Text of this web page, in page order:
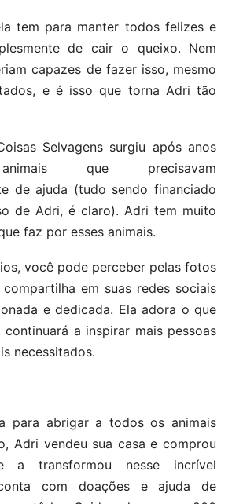
tem para manter todos felizes e
de cair o queixo. Nem
capazes de fazer isso, mesmo
e é isso que torna Adri tão
Selvagens surgiu após anos
que precisavam
de ajuda (tudo sendo financiado
de Adri, é claro). Adri tem muito
faz por esses animais.
você pode perceber pelas fotos
em suas redes sociais
e dedicada. Ela adora o que
a inspirar mais pessoas
necessitados.
para abrigar a todos os animais
Adri vendeu sua casa e comprou
a transformou nesse incrível
com doações e ajuda de